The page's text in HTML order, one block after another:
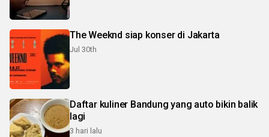
The Weeknd siap konser di Jakarta
Jul 30th
Daftar kuliner Bandung yang auto bikin balik
lagi
3 hari lalu